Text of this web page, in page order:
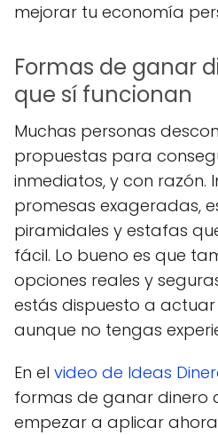
mejorar tu economía
Formas de ganar
que sí funcionan
Muchas personas
propuestas para
inmediatos, y con razón.
promesas exageradas,
piramidales y estafas
fácil. Lo bueno es que
opciones reales y
estás dispuesto a
aunque no tengas
En el video de Ideas
formas de ganar dinero
empezar a aplicar ahora